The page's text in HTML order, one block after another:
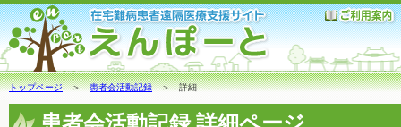
トップページ＞患者会活動記録＞ 詳細